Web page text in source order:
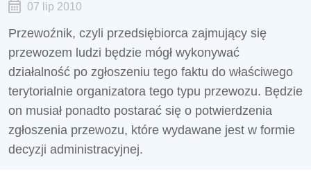
07 lip 2010
Przewoźnik, czyli przedsiębiorca zajmujący się
przewozem ludzi będzie mógł wykonywać
działalność po zgłoszeniu tego faktu do właściwego
terytorialnie organizatora tego typu przewozu. Będzie
on musiał ponadto postarać się o potwierdzenia
zgłoszenia przewozu, które wydawane jest w formie
decyzji administracyjnej.